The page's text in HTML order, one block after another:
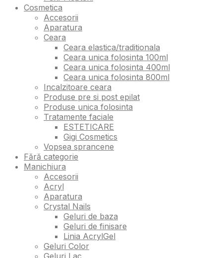
Cosmetica
Accesorii
Aparatura
Ceara
Ceara elastica/traditionala
Ceara unica folosinta 100ml
Ceara unica folosinta 400ml
Ceara unica folosinta 800ml
Incalzitoare ceara
Produse pre si post epilat
Produse unica folosinta
Tratamente faciale
ESTETICARE
Gigi Cosmetics
Vopsea sprancene
Fără categorie
Manichiura
Accesorii
Acryl
Aparatura
Crystal Nails
Geluri de baza
Geluri de finisare
Linia AcrylGel
Geluri Color
Geluri Lac